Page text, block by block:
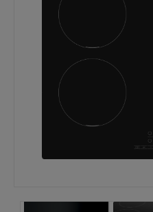
Kundtjänst
Mina sidor